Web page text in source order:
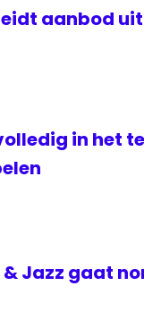
aanbod
in het
& Jazz gaat